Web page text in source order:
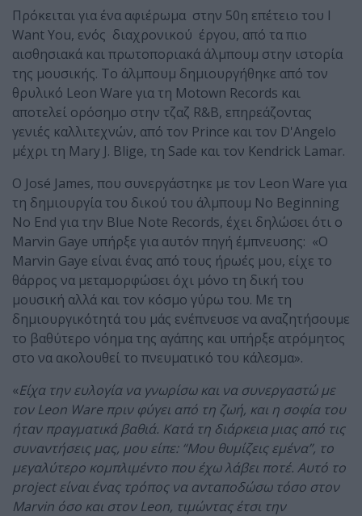
Πρόκειται για ένα αφιέρωμα στην 50η επέτειο του I
Want You, ενός διαχρονικού έργου, από τα πιο
αισθησιακά και πρωτοποριακά άλμπουμ στην ιστορία
της μουσικής. Το άλμπουμ δημιουργήθηκε από τον
θρυλικό Leon Ware για τη Motown Records και
αποτελεί ορόσημο στην τζαζ R&B, επηρεάζοντας
γενιές καλλιτεχνών, από τον Prince και τον D'Angelo
μέχρι τη Mary J. Blige, τη Sade και τον Kendrick Lamar.
Ο José James, που συνεργάστηκε με τον Leon Ware για
τη δημιουργία του δικού του άλμπουμ No Beginning
No End για την Blue Note Records, έχει δηλώσει ότι ο
Marvin Gaye υπήρξε για αυτόν πηγή έμπνευσης: «Ο
Marvin Gaye είναι ένας από τους ήρωές μου, είχε το
θάρρος να μεταμορφώσει όχι μόνο τη δική του
μουσική αλλά και τον κόσμο γύρω του. Με τη
δημιουργικότητά του μάς ενέπνευσε να αναζητήσουμε
το βαθύτερο νόημα της αγάπης και υπήρξε ατρόμητος
στο να ακολουθεί το πνευματικό του κάλεσμα».
«Είχα την ευλογία να γνωρίσω και να συνεργαστώ με
τον Leon Ware πριν φύγει από τη ζωή, και η σοφία του
ήταν πραγματικά βαθιά. Κατά τη διάρκεια μιας από τις
συναντήσεις μας, μου είπε: “Μου θυμίζεις εμένα”, το
μεγαλύτερο κομπλιμέντο που έχω λάβει ποτέ. Αυτό το
project είναι ένας τρόπος να ανταποδώσω τόσο στον
Marvin όσο και στον Leon, τιμώντας έτσι την